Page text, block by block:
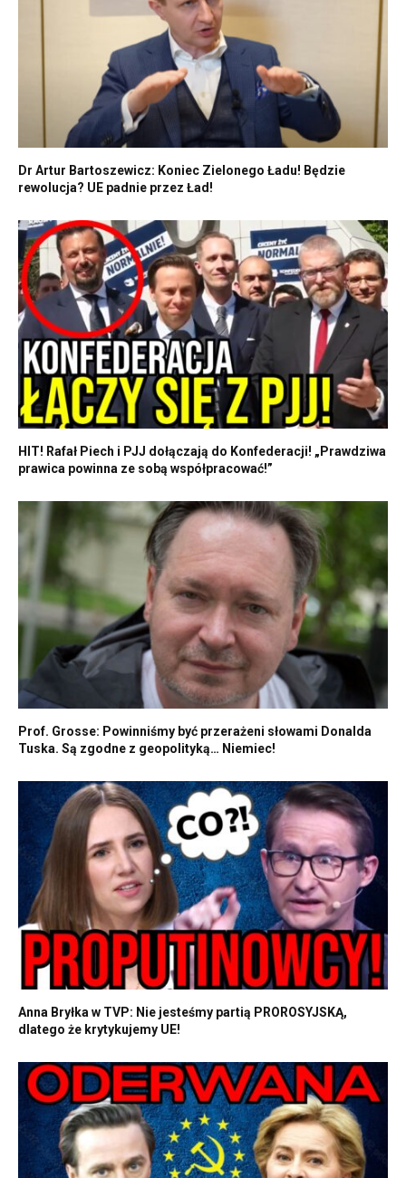
Dr Artur Bartoszewicz: Koniec Zielonego Ładu! Będzie
rewolucja? UE padnie przez Ład!
HIT! Rafał Piech i PJJ dołączają do Konfederacji! „Prawdziwa
prawica powinna ze sobą współpracować!”
Prof. Grosse: Powinniśmy być przerażeni słowami Donalda
Tuska. Są zgodne z geopolityką… Niemiec!
Anna Bryłka w TVP: Nie jesteśmy partią PROROSYJSKĄ,
dlatego że krytykujemy UE!